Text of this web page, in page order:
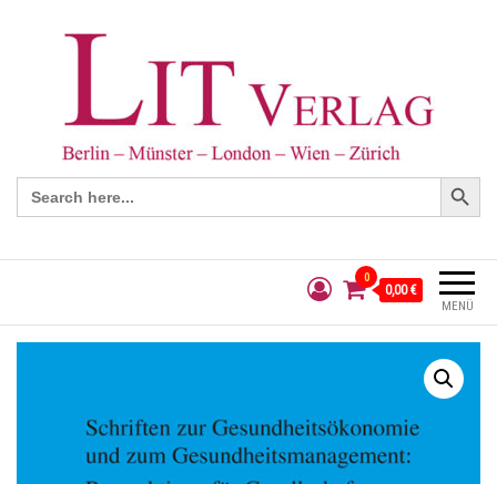
Search
for:
Search Button
MENÜ
0
0,00 €